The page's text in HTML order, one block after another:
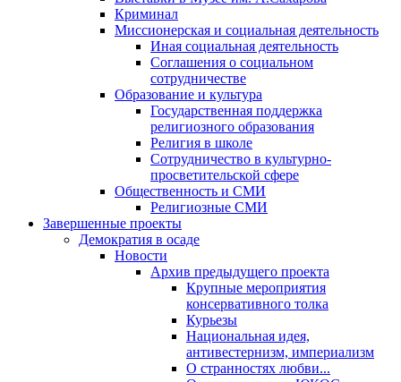
Криминал
Миссионерская и социальная деятельность
Иная социальная деятельность
Соглашения о социальном
сотрудничестве
Образование и культура
Государственная поддержка
религиозного образования
Религия в школе
Сотрудничество в культурно-
просветительской сфере
Общественность и СМИ
Религиозные СМИ
Завершенные проекты
Демократия в осаде
Новости
Архив предыдущего проекта
Крупные мероприятия
консервативного толка
Курьезы
Национальная идея,
антивестернизм, империализм
О странностях любви...